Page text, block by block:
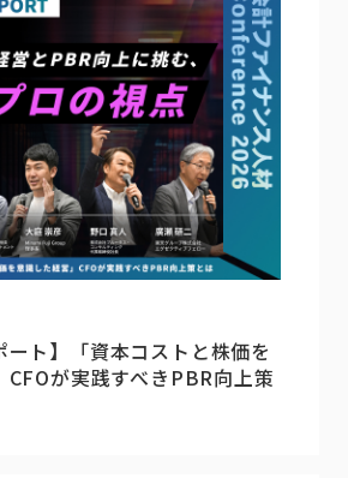
ート】「資本コストと株価を
CFOが実践すべきPBR向上策